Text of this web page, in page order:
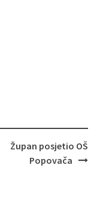
Župan posjetio OŠ
Popovača